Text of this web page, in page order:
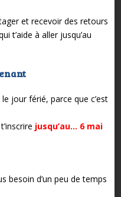
et recevoir des retours
t’aide à aller jusqu’au
jour férié, parce que c’est
jusqu’au… 6 mai
besoin d’un peu de temps